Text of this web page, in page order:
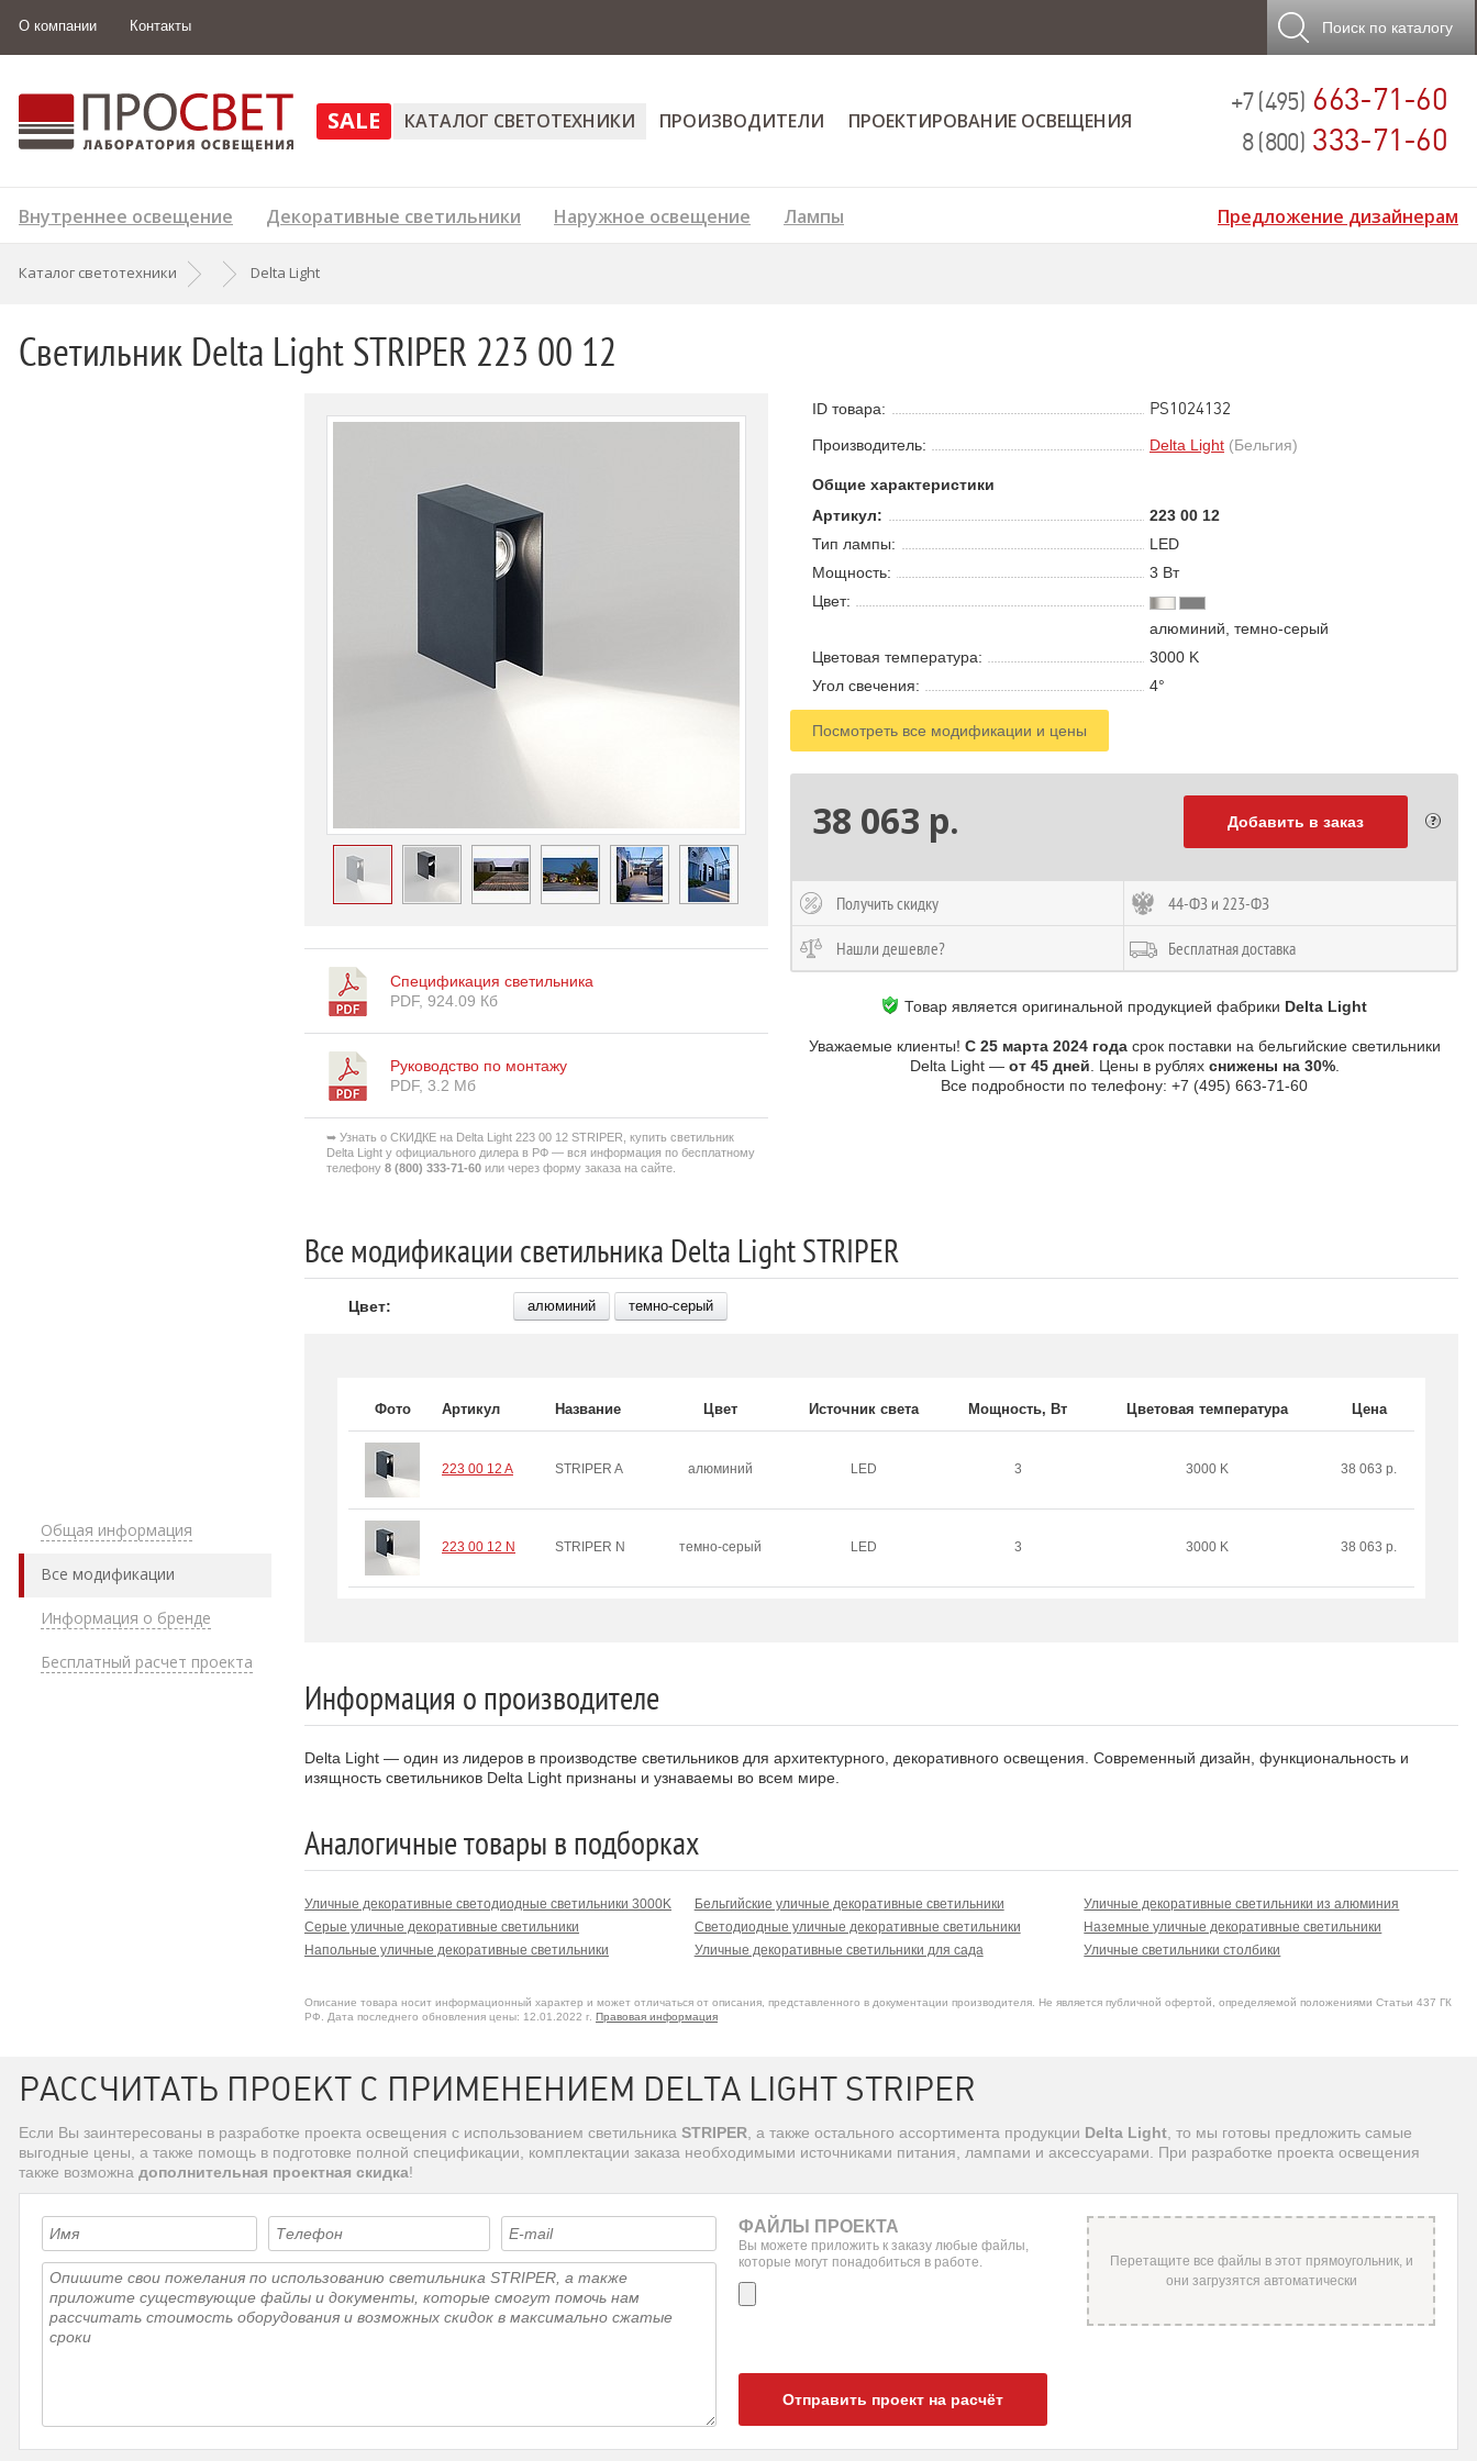
О компании Контакты Поиск по каталогу
+7 (495) 663-71-60
8 (800) 333-71-60
SALE КАТАЛОГ СВЕТОТЕХНИКИ ПРОИЗВОДИТЕЛИ ПРОЕКТИРОВАНИЕ ОСВЕЩЕНИЯ
Внутреннее освещение Декоративные светильники Наружное освещение Лампы Предложение дизайнерам
Каталог светотехники Delta Light
Светильник Delta Light STRIPER 223 00 12
Общая информация
Все модификации
Информация о бренде
Бесплатный расчет проекта
Спецификация светильника
PDF, 924.09 Кб
Руководство по монтажу
PDF, 3.2 Мб
➥ Узнать о СКИДКЕ на Delta Light 223 00 12 STRIPER, купить светильник
Delta Light у официального дилера в РФ — вся информация по бесплатному
телефону 8 (800) 333-71-60 или через форму заказа на сайте.
ID товара: PS1024132
Производитель: Delta Light (Бельгия)
Общие характеристики
Артикул:
223 00 12
Тип лампы:
LED
Мощность:
3 Вт
Цвет:
алюминий, темно-серый
Цветовая температура:
3000 K
Угол свечения:
4°
Посмотреть все модификации и цены
38 063 р. Добавить в заказ
Получить скидку 44-ФЗ и 223-ФЗ
Нашли дешевле? Бесплатная доставка
Товар является оригинальной продукцией фабрики Delta Light
Уважаемые клиенты! С 25 марта 2024 годасрок поставки на бельгийские светильники
Delta Light — от 45 дней . Цены в рублях снижены на 30%.
Все подробности по телефону: +7 (495) 663-71-60
Все модификации светильника Delta Light STRIPER
Цвет: алюминий темно-серый
Фото Артикул Название Цвет Источник света Мощность, Вт Цветовая температура Цена
223 00 12 A STRIPER A алюминий LED 3 3000 K 38 063 р.
223 00 12 N STRIPER N темно-серый LED 3 3000 K 38 063 р.
Информация о производителе
Delta Light — один из лидеров в производстве светильников для архитектурного, декоративного освещения. Современный дизайн, функциональность и
изящность светильников Delta Light признаны и узнаваемы во всем мире.
Аналогичные товары в подборках
Уличные декоративные светодиодные светильники 3000K
Серые уличные декоративные светильники
Напольные уличные декоративные светильники
Бельгийские уличные декоративные светильники
Светодиодные уличные декоративные светильники
Уличные декоративные светильники для сада
Уличные декоративные светильники из алюминия
Наземные уличные декоративные светильники
Уличные светильники столбики
Описание товара носит информационный характер и может отличаться от описания, представленного в документации производителя. Не является публичной офертой, определяемой положениями Статьи 437 ГК
РФ. Дата последнего обновления цены: 12.01.2022 г. Правовая информация
РАССЧИТАТЬ ПРОЕКТ С ПРИМЕНЕНИЕМ DELTA LIGHT STRIPER
Если Вы заинтересованы в разработке проекта освещения с использованием светильника STRIPER , а также остального ассортимента продукции Delta Light , то мы готовы предложить самые
выгодные цены, а также помощь в подготовке полной спецификации, комплектации заказа необходимыми источниками питания, лампами и аксессуарами. При разработке проекта освещения
также возможна дополнительная проектная скидка!
ФАЙЛЫ ПРОЕКТА
Вы можете приложить к заказу любые файлы,
которые могут понадобиться в работе.
Отправить проект на расчёт